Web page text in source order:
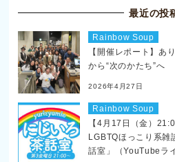
最近の投
Rainbow Soup
【開催レポート】あ
から“次のかたち”へ
2026年4月27日
Rainbow Soup
【4月17日（金）
LGBTQほっこり系
話室」（YouTubeラ